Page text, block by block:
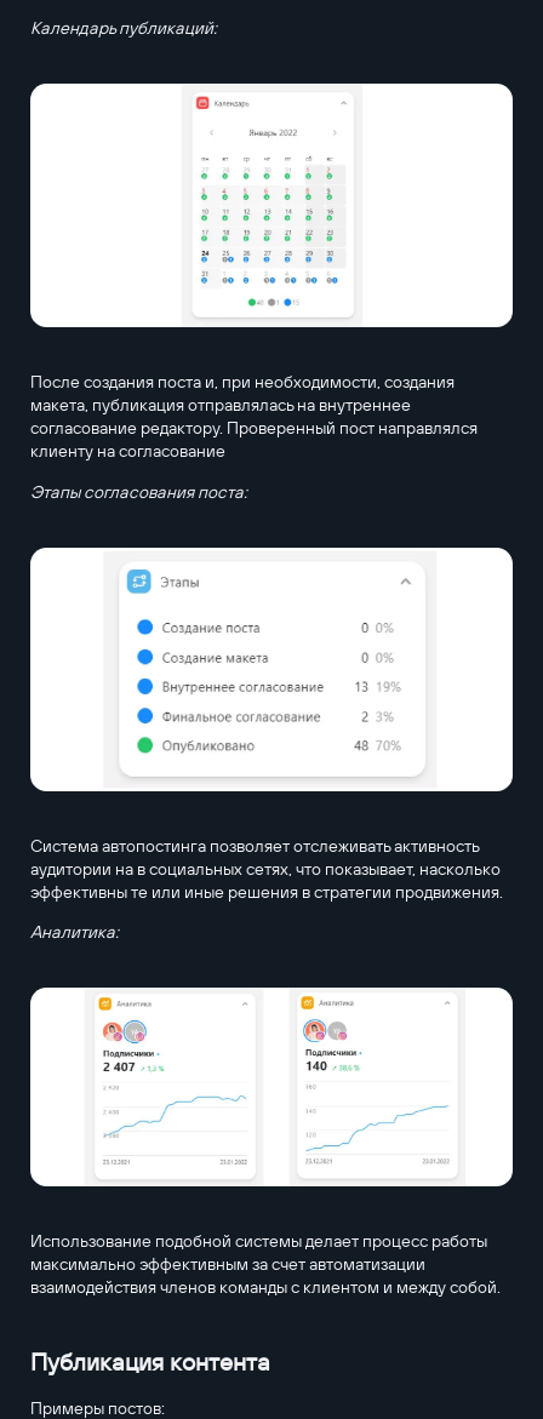
Календарь публикаций:
После создания поста и, при необходимости, создания
макета, публикация отправлялась на внутреннее
согласование редактору. Проверенный пост направлялся
клиенту на согласование
Этапы согласования поста:
Система автопостинга позволяет отслеживать активность
аудитории на в социальных сетях, что показывает, насколько
эффективны те или иные решения в стратегии продвижения.
Аналитика:
Использование подобной системы делает процесс работы
максимально эффективным за счет автоматизации
взаимодействия членов команды с клиентом и между собой.
Публикация контента
Примеры постов: